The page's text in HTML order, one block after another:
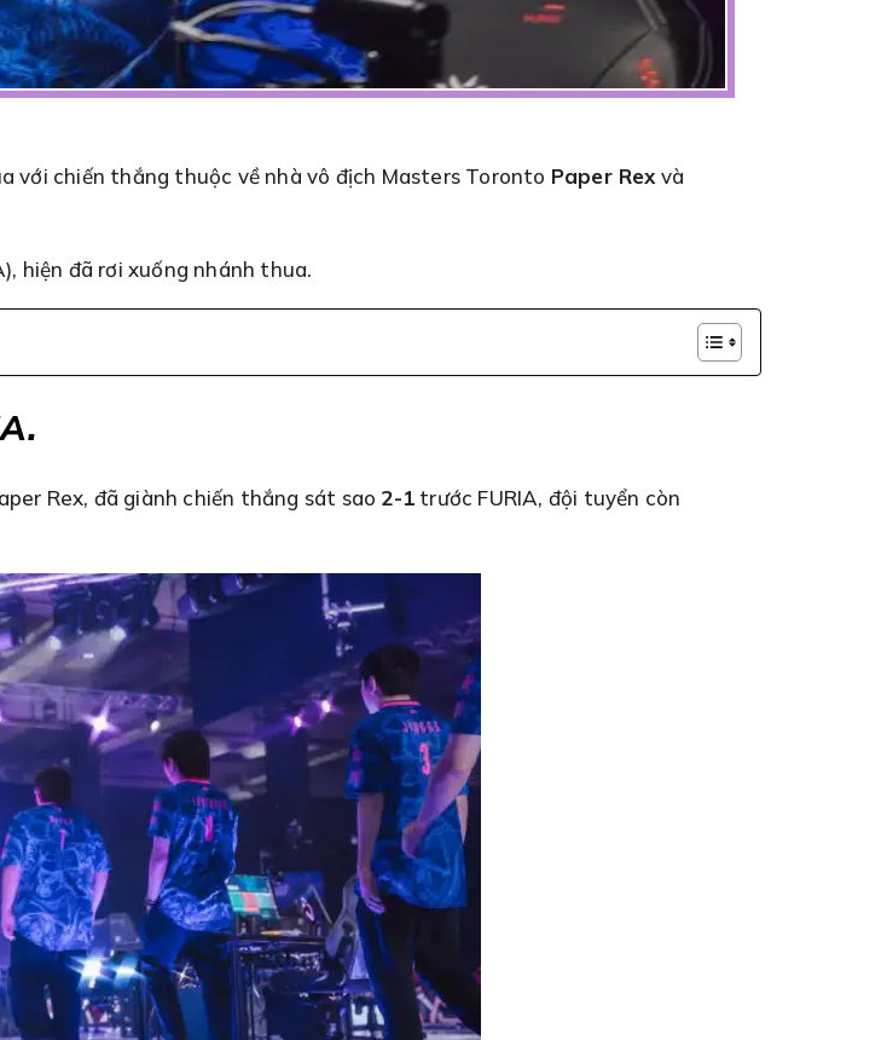
với chiến thắng thuộc về nhà vô địch Masters Toronto Paper Rex và
hiện đã rơi xuống nhánh thua.
Rex, đã giành chiến thắng sát sao 2-1 trước FURIA, đội tuyển còn